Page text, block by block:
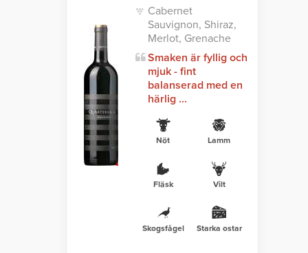
Cabernet
Sauvignon, Shiraz,
Merlot, Grenache
Smaken är fyllig och
mjuk - fint
balanserad med en
härlig ...
Nöt Lamm
Fläsk Vilt
Skogsfågel Starka ostar